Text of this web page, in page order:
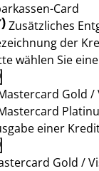
Card
Zusätzliches
der
wählen Sie
Gold /
einer
Gold /